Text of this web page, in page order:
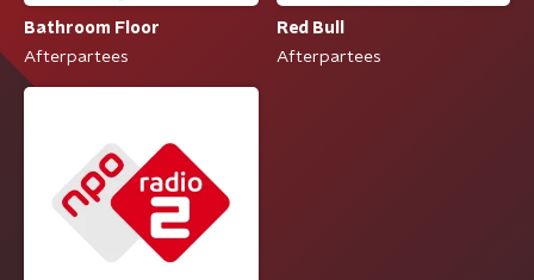
Bathroom Floor
Afterpartees
Red Bull
Afterpartees